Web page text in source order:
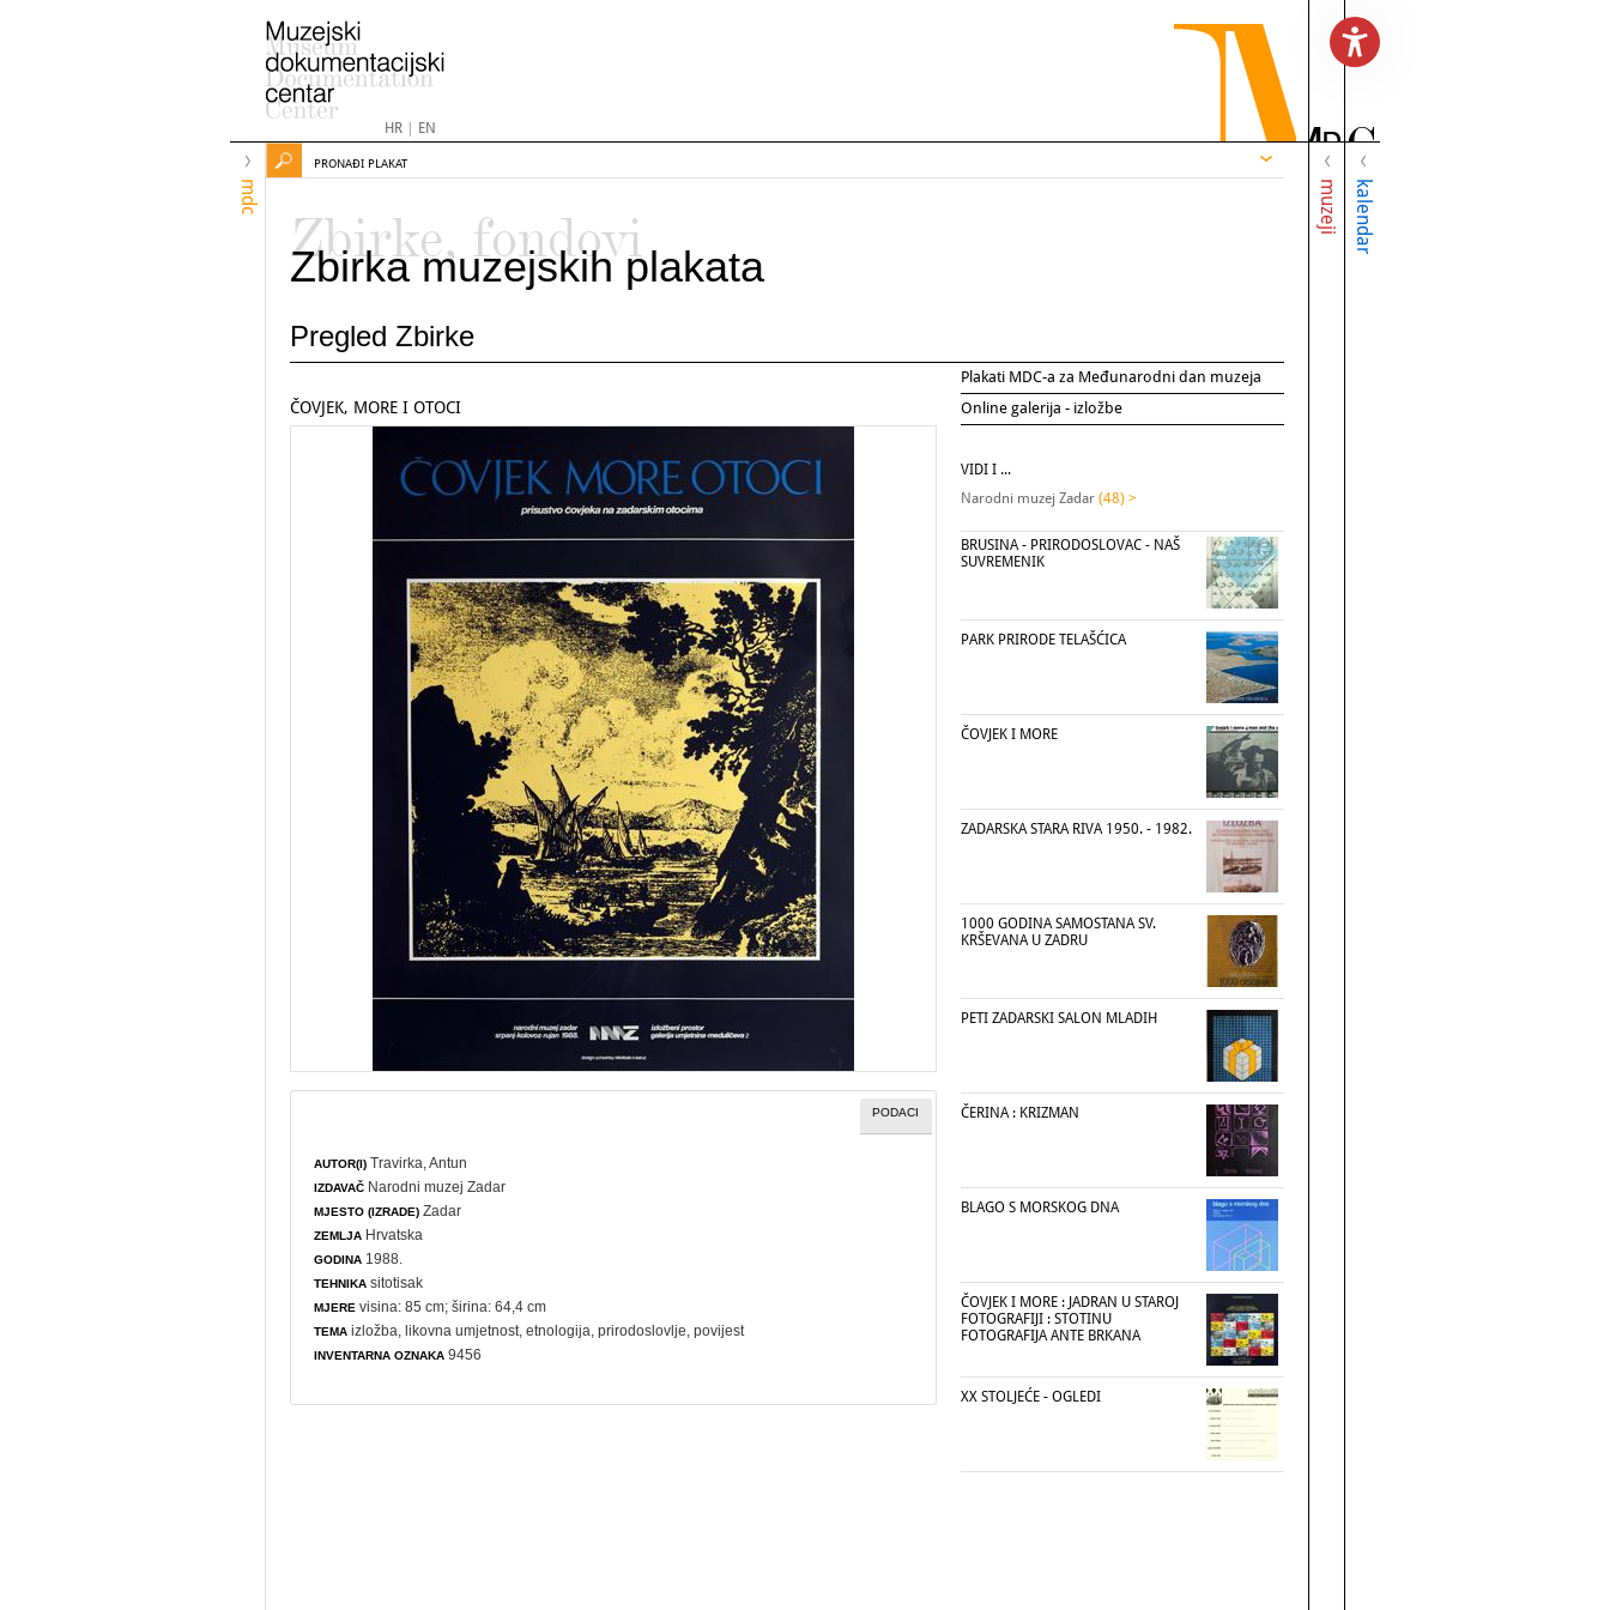
HR| EN
mdc muzeji kalendar
PRONAĐI PLAKAT
Zbirke, fondovi
Zbirka muzejskih plakata
Pregled Zbirke
Plakati MDC-a za Međunarodni dan muzeja
Online galerija - izložbe
ČOVJEK, MORE I OTOCI
PODACI
AUTOR(I) Travirka, Antun
IZDAVAČ Narodni muzej Zadar
MJESTO (IZRADE) Zadar
ZEMLJA Hrvatska
GODINA 1988.
TEHNIKA sitotisak
MJERE visina: 85 cm; širina: 64,4 cm
TEMA izložba ,likovna umjetnost ,etnologija ,prirodoslovlje ,povijest
INVENTARNA OZNAKA 9456
VIDI I ...
Narodni muzej Zadar (48) >
BRUSINA - PRIRODOSLOVAC - NAŠ
SUVREMENIK
PARK PRIRODE TELAŠĆICA
ČOVJEK I MORE
ZADARSKA STARA RIVA 1950. - 1982.
1000 GODINA SAMOSTANA SV.
KRŠEVANA U ZADRU
PETI ZADARSKI SALON MLADIH
ČERINA : KRIZMAN
BLAGO S MORSKOG DNA
ČOVJEK I MORE : JADRAN U STAROJ
FOTOGRAFIJI : STOTINU
FOTOGRAFIJA ANTE BRKANA
XX STOLJEĆE - OGLEDI